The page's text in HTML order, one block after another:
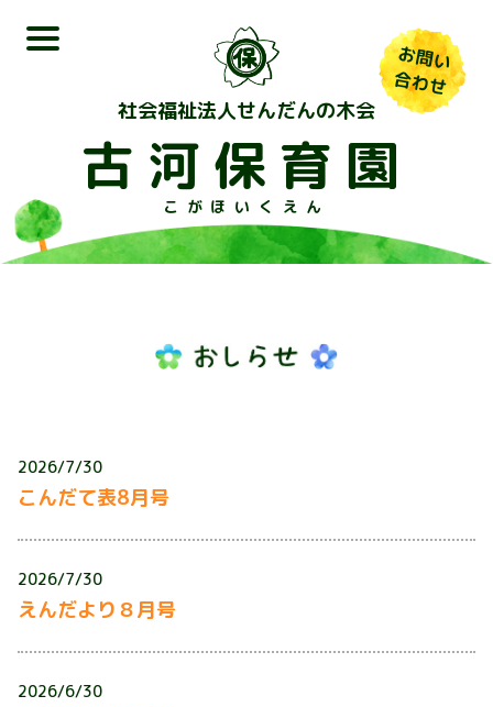
社会福祉法人せんだんの木会
古河保育園
こがほいくえん
2026/7/30
こんだて表8月号
2026/7/30
えんだより８月号
2026/6/30
お問い
合わせ